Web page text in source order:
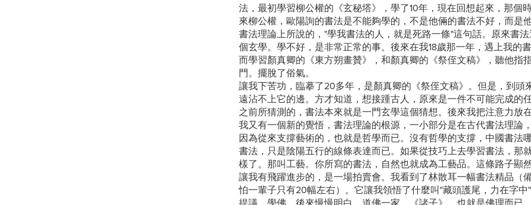
法，最初學習柳公權的《玄秘塔》，學了10年，現在回想起來，那個
來柳公權，歐陽詢的書法是不能夠學的，不是他倆的書法不好，而是
書法理論上所說的，"學我書法的人，就是死路一條"這句話。原來書
個玄學。學不好，是非常正常的事。後來在我18歲那一年，遇上我的
而學習顏真卿的《東方朔畫贊》，和顏真卿的《祭侄文稿》，聽他指
門。擺脫了俗氣。
讓我下苦功，臨摹了20多年，是顏真卿的《祭侄文稿》。但是，到頭
遠沾不上它的邊。方才知道，想接踵古人，原來是一件不可能完成的
之前所猜測的，書法本來就是一門玄學這個猜想。後來我把注意力放
我又有一個新的覺悟，書法理論的根源，一小部分是在古代書法理論
因為從來支撐藝術的，也就是哲學而已。沒有哲學的支撐，中國書法
書法，只是陰陽五行的線條表達而已。如果從技巧上去學習書法，那
樣了。那叫工藝。你所寫的書法，自然也就成為工藝品。這條路子顯然
讓我有飛躍進步的，是一場拍賣會。我看到了林散耳一幅書法精品（
怕一輩子只有20幅左右）。它讓我領悟了什麼叫"藏頭護尾，力在字